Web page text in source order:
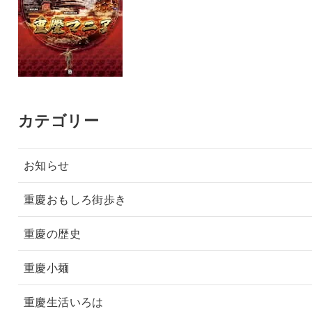
カテゴリー
お知らせ
重慶おもしろ街歩き
重慶の歴史
重慶小麺
重慶生活いろは